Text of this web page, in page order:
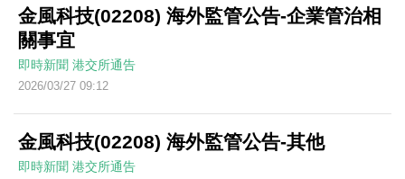
金風科技(02208) 海外監管公告-企業管治相
關事宜
即時新聞 港交所通告
2026/03/27 09:12
金風科技(02208) 海外監管公告-其他
即時新聞 港交所通告